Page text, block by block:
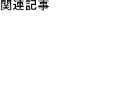
関連記事